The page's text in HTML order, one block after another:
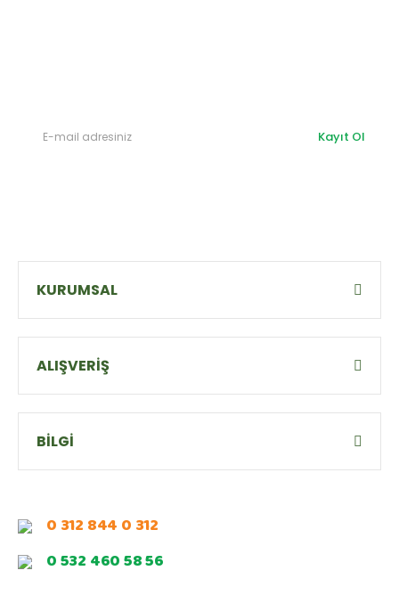
Kayıt Ol
KURUMSAL
ALIŞVERİŞ
BİLGİ
0 312 844 0 312
0 532 460 58 56